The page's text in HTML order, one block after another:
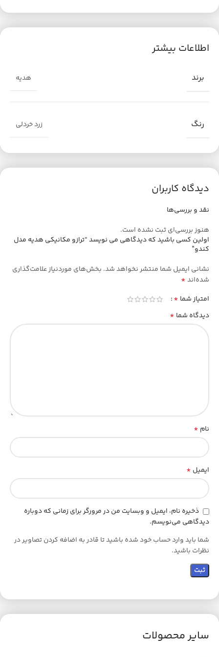
اطلاعات بیشتر
برند هدیه
رنگ زرد خردلی
دیدگاه کاربران
نقد و بررسی‌ها
هنوز بررسی‌ای ثبت نشده است.
اولین کسی باشید که دیدگاهی می نویسد “ترازو مکانیکی هدیه مدل
کندو”
نشانی ایمیل شما منتشر نخواهد شد. بخش‌های موردنیاز علامت‌گذاری
شده‌اند*
امتیاز شما *
دیدگاه شما *
نام *
ایمیل *
ذخیره نام، ایمیل و وبسایت من در مرورگر برای زمانی که دوباره
دیدگاهی می‌نویسم.
شما باید وارد حساب خود شده باشید تا قادر به اضافه کردن تصاویر در
نظرات باشید.
سایر محصولات